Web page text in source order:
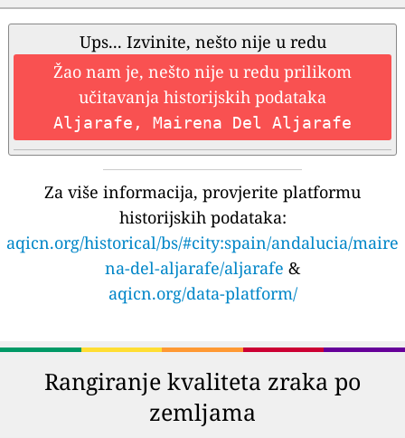
Ups... Izvinite, nešto nije u redu
Žao nam je, nešto nije u redu prilikom
učitavanja historijskih podataka
Aljarafe, Mairena Del Aljarafe
Za više informacija, provjerite platformu
historijskih podataka:
aqicn.org/historical/bs/#city:spain/andalucia/maire
na-del-aljarafe/aljarafe &
aqicn.org/data-platform/
Rangiranje kvaliteta zraka po
zemljama